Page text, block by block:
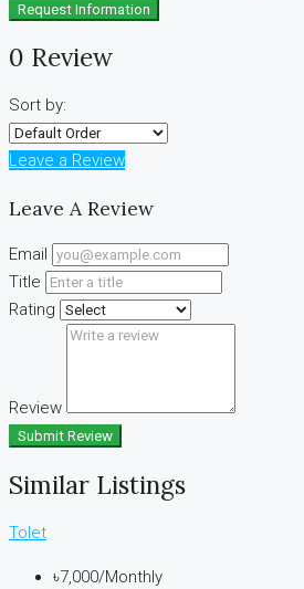
Request Information
0 Review
Sort by:
Leave a Review
Leave A Review
Email
Title
Rating
Review
Submit Review
Similar Listings
Tolet
৳7,000/Monthly